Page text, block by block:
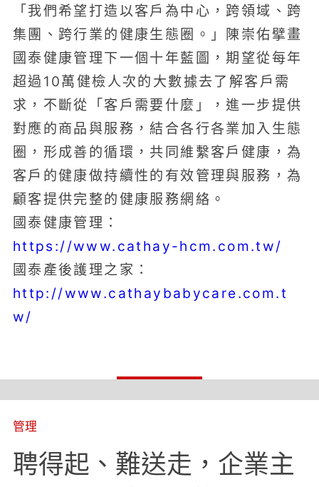
「我們希望打造以客戶為中心，跨領域、跨
集團、跨行業的健康生態圈。」陳崇佑擘畫
國泰健康管理下一個十年藍圖，期望從每年
超過10萬健檢人次的大數據去了解客戶需
求，不斷從「客戶需要什麼」，進一步提供
對應的商品與服務，結合各行各業加入生態
圈，形成善的循環，共同維繫客戶健康，為
客戶的健康做持續性的有效管理與服務，為
顧客提供完整的健康服務網絡。
國泰健康管理：
https://www.cathay-hcm.com.tw/
國泰產後護理之家：
http://www.cathaybabycare.com.t
w/
管理
聘得起、難送走，企業主